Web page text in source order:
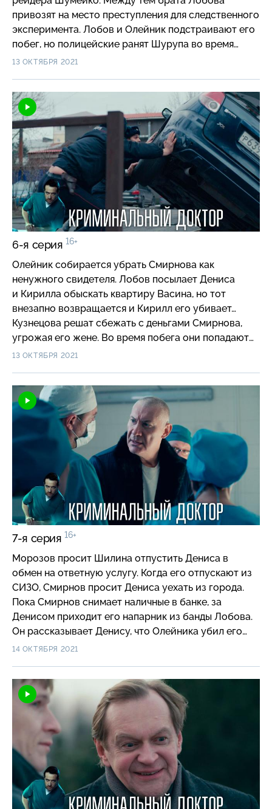
привозят на место преступления для следственного
эксперимента. Лобов и Олейник подстраивают его
побег, но полицейские ранят Шурупа во время
преследования. Чтобы сделать ему операцию,
13 ОКТЯБРЯ 2021
6-я серия 16+
Олейник собирается убрать Смирнова как
ненужного свидетеля. Лобов посылает Дениса
и Кирилла обыскать квартиру Васина, но тот
внезапно возвращается и Кирилл его убивает…
Кузнецова решат сбежать с деньгами Смирнова,
угрожая его жене. Во время побега они попадают
в аварию, Мария умирает, а жена Смирнова
13 ОКТЯБРЯ 2021
7-я серия 16+
Морозов просит Шилина отпустить Дениса в
обмен на ответную услугу. Когда его отпускают из
СИЗО, Смирнов просит Дениса уехать из города.
Пока Смирнов снимает наличные в банке, за
Денисом приходит его напарник из банды Лобова.
Он рассказывает Денису, что Олейника убил его
отец…
14 ОКТЯБРЯ 2021